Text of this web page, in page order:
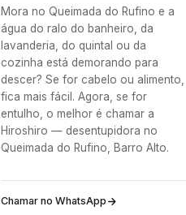
Mora no Queimada do Rufino e a
água do ralo do banheiro, da
lavanderia, do quintal ou da
cozinha está demorando para
descer? Se for cabelo ou alimento,
fica mais fácil. Agora, se for
entulho, o melhor é chamar a
Hiroshiro — desentupidora no
Queimada do Rufino, Barro Alto.
Chamar no WhatsApp